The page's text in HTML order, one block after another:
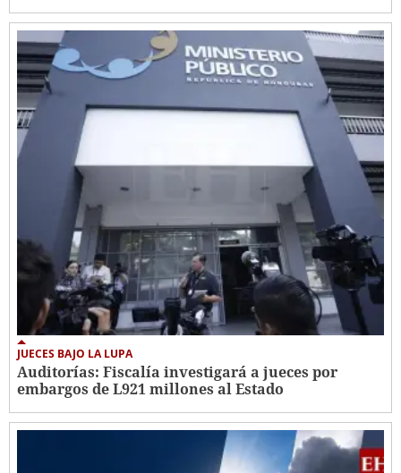
JUECES BAJO LA LUPA
Auditorías: Fiscalía investigará a jueces por
embargos de L921 millones al Estado